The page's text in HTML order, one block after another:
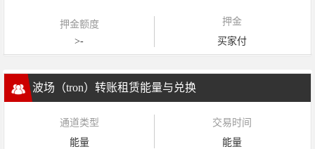
押金额度
>-
押金
买家付
波场（tron）转账租赁能量与兑换
通道类型
能量
交易时间
能量